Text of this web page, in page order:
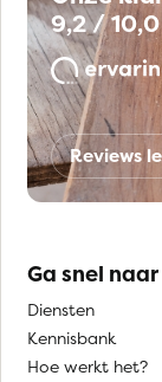
9,2 /
Reviews
Ga snel naar
Diensten
Kennisbank
Hoe werkt het?